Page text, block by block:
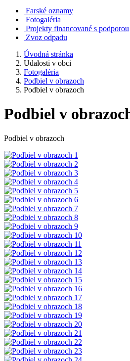
Farské oznamy
Fotogaléria
Projekty financované s podporou
Zvoz odpadu
Úvodná stránka
Udalosti v obci
Fotogaléria
Podbiel v obrazoch
Podbiel v obrazoch
Podbiel v
Podbiel v obrazoch